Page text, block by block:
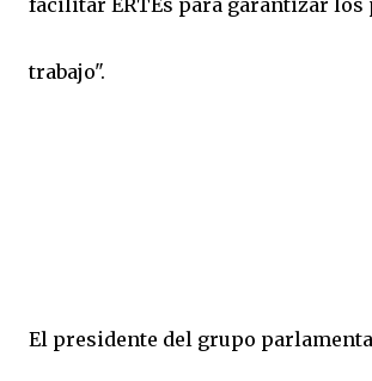
facilitar ERTEs para garantizar los
trabajo".
El presidente del grupo